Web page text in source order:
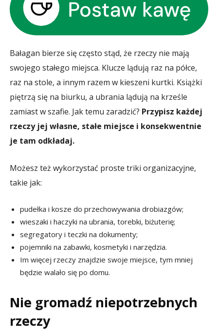
Bałagan bierze się często stąd, że rzeczy nie mają
swojego stałego miejsca. Klucze lądują raz na półce,
raz na stole, a innym razem w kieszeni kurtki. Książki
piętrzą się na biurku, a ubrania lądują na krześle
zamiast w szafie. Jak temu zaradzić? Przypisz każdej
rzeczy jej własne, stałe miejsce i konsekwentnie
je tam odkładaj.
Możesz też wykorzystać proste triki organizacyjne,
takie jak:
pudełka i kosze do przechowywania drobiazgów;
wieszaki i haczyki na ubrania, torebki, biżuterię;
segregatory i teczki na dokumenty;
pojemniki na zabawki, kosmetyki i narzędzia.
Im więcej rzeczy znajdzie swoje miejsce, tym mniej
będzie walało się po domu.
Nie gromadź niepotrzebnych
rzeczy